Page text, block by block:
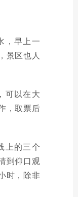
，早上一
景区也人
可以在大
，取票后
上的三个
到仰口观
时，除非